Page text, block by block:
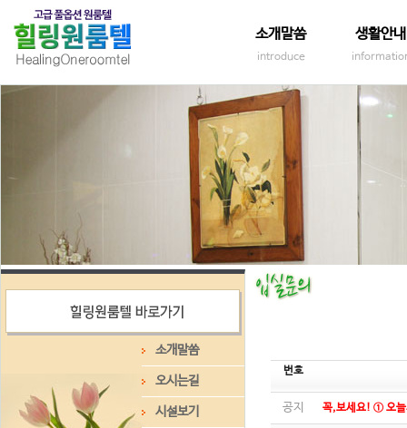
소개말씀
introduce
생활안내
소개말씀
오시는길
시설보기
번호
공지 꼭,보세요! ① 오